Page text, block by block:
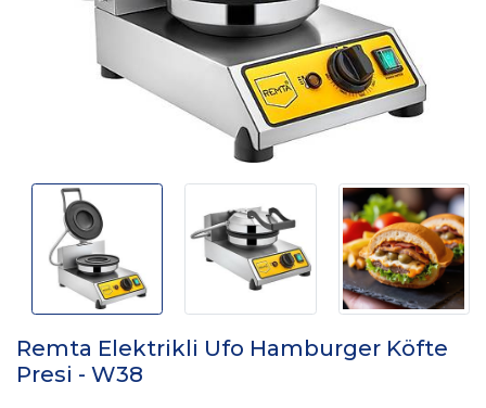
Remta Elektrikli Ufo Hamburger Köfte
Presi - W38